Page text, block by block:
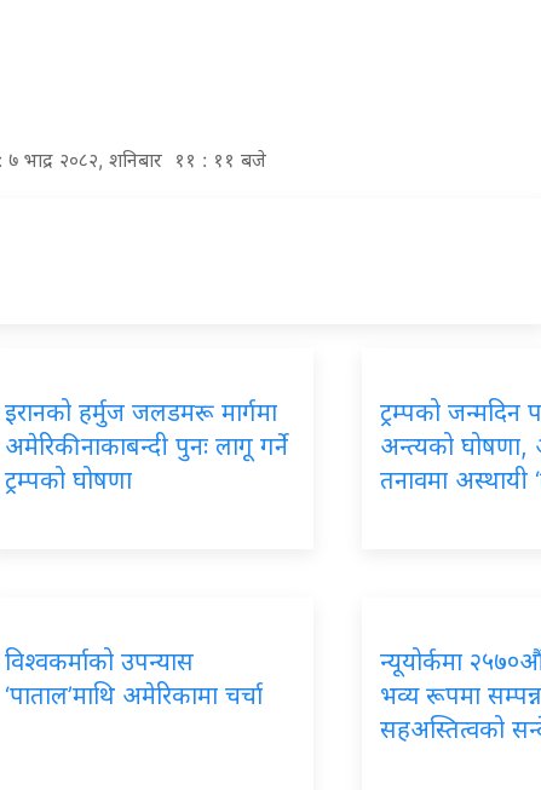
: ७ भाद्र २०८२, शनिबार ११ : ११ बजे
इरानको हर्मुज जलडमरू मार्गमा
अमेरिकी नाकाबन्दी पुनः लागू गर्ने
ट्रम्पको घोषणा
ट्रम्पको जन्मदिन
अन्त्यको घोषणा,
तनावमा अस्थायी
विश्वकर्माको उपन्यास
‘पाताल’माथि अमेरिकामा चर्चा
न्यूयोर्कमा
भव्य रूपमा
सहअस्तित्वको